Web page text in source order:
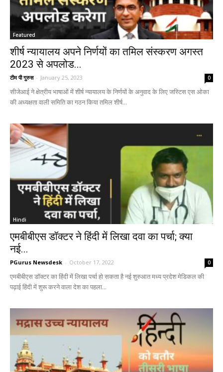
Featured
शीर्ष न्यायालय अपने निर्णयों का तमिल संस्करण अगस्त
2023 से अपलोड...
टीम पी गुरुस - January 25, 2023 0
सीजेआई ने क्षेत्रीय भाषाओं में शीर्ष न्यायालय के निर्णयों के अनुवाद के लिए जस्टिस एस ओका
की अध्यक्षता वाली समिति का गठन किया तमिल शीर्ष...
Hindi
एमबीबीएस डॉक्टर ने हिंदी में लिखा दवा का पर्चा; क्या
नई...
PGurus Newsdesk - October 17, 2022 0
एमबीबीएस डॉक्टर का हिंदी में लिखा पर्चा हो सकता है नई शुरुआत मध्य प्रदेश मेडिकल की
पढ़ाई हिंदी में शुरू करने वाला देश का पहला...